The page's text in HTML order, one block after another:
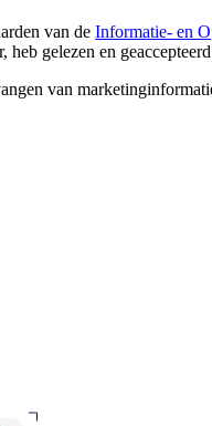
van de Informatie- en
heb gelezen en
van